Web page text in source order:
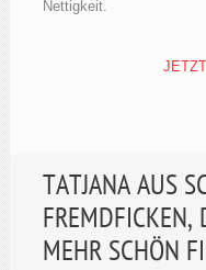
Nettigkeit.
TATJANA AUS
MEHR SCHÖN